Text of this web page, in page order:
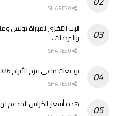
البث التلفزي لمباراة تونس
والترددات..
توقعات ماغي فرح للأبراج 2026 تكشف خريطة الحظ والتغيير..
هذه أسعار الكراس المدعم